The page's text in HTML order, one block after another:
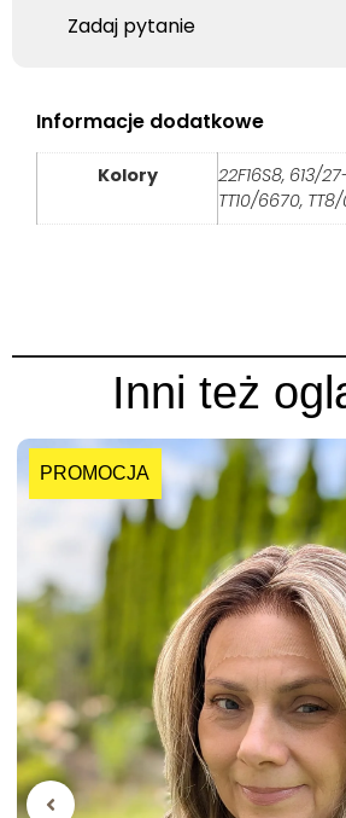
Zadaj pytanie
Informacje dodatkowe
Kolory
22F16S8, 613/
TT10/6670,
Inni też
PROMOCJA